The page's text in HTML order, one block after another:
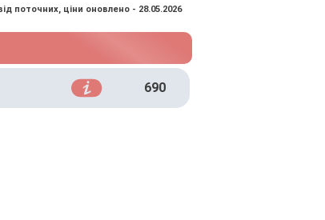
поточних, ціни оновлено - 28.05.2026
690